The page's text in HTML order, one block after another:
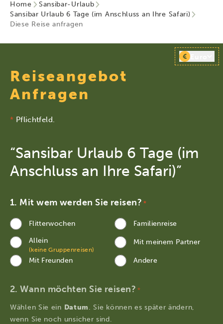
Home
Sansibar-Urlaub
Sansibar Urlaub 6 Tage (im Anschluss an Ihre Safari)
Diese Reise anfragen
Reiseangebot
Anfragen
€
* Pflichtfeld.
“Sansibar Urlaub 6 Tage (im
Anschluss an Ihre Safari)”
Mit wem werden Sie reisen? *
Flitterwochen
Familienreise
Allein
(keine Gruppenreisen)
Mit meinem Partner
Mit Freunden Andere
Wann möchten Sie reisen? *
Wählen Sie ein Datum. Sie können es später ändern,
wenn Sie noch unsicher sind.